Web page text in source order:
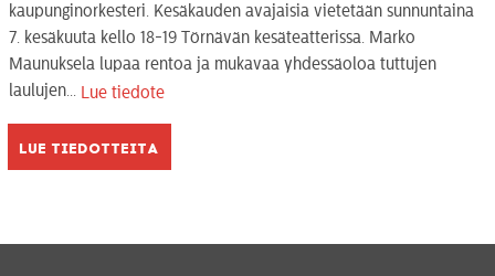
kaupunginorkesteri. Kesäkauden avajaisia vietetään sunnuntaina
7. kesäkuuta kello 18-19 Törnävän kesäteatterissa. Marko
Maunuksela lupaa rentoa ja mukavaa yhdessäoloa tuttujen
laulujen...
Lue tiedote
Lue tiedotteita